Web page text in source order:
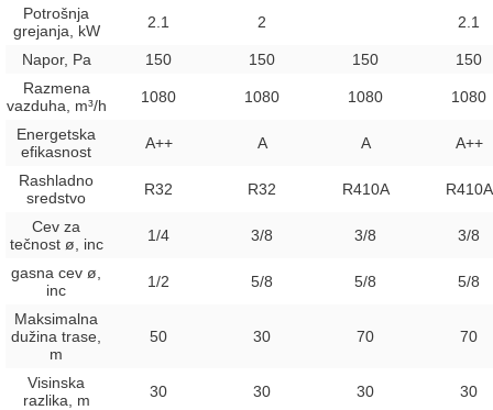
Potrošnja
grejanja, kW
2.1 2 2.1
Napor, Pa 150 150 150
150
Razmena
vazduha, m³/h
1080 1080 1080 1080
Energetska
efikasnost
A++ A A A++
Rashladno
sredstvo
R32 R32 R410A R410A
Cev za
tečnost ø, inc
1/4 3/8 3/8 3/8
gasna cev ø,
inc
1/2 5/8 5/8 5/8
Maksimalna
dužina trase,
m
50 30 70 70
Visinska
razlika, m
30 30 30 30